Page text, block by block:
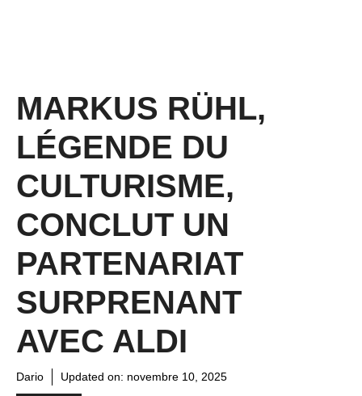
MARKUS RÜHL,
LÉGENDE DU
CULTURISME,
CONCLUT UN
PARTENARIAT
SURPRENANT
AVEC ALDI
Dario Updated on: novembre 10, 2025